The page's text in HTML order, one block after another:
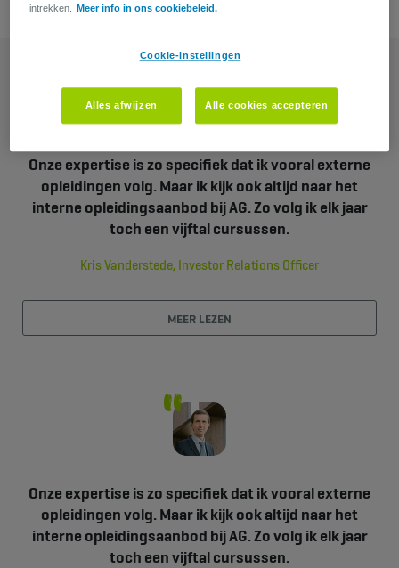
Onze expertise is zo specifiek dat ik vooral externe
opleidingen volg. Maar ik kijk ook altijd naar het
interne opleidingsaanbod bij AG. Zo volg ik elk jaar
toch een vijftal cursussen.
Kris Vanderstede, Investor Relations Officer
MEER LEZEN
Onze expertise is zo specifiek dat ik vooral externe
opleidingen volg. Maar ik kijk ook altijd naar het
interne opleidingsaanbod bij AG. Zo volg ik elk jaar
toch een vijftal cursussen.
intrekken.
Meer info in ons cookiebeleid.
Cookie-instellingen
Alles afwijzen Alle cookies accepteren